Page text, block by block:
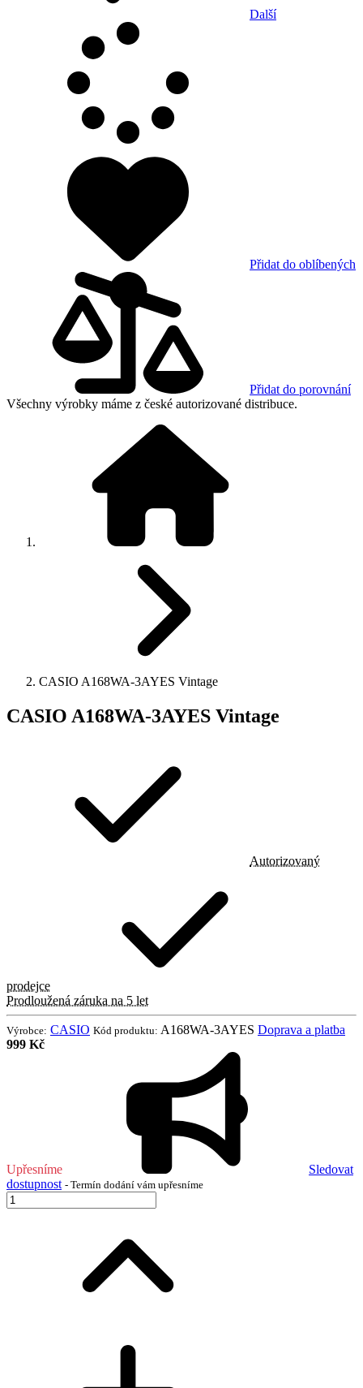
Další
Přidat do oblíbených
Přidat do porovnání
Všechny výrobky máme z české autorizované distribuce.
CASIO A168WA-3AYES Vintage
CASIO A168WA-3AYES Vintage
Autorizovaný
prodejce
Prodloužená záruka na 5 let
Výrobce: CASIO Kód produktu: A168WA-3AYES Doprava a platba
999 Kč
Upřesníme
Sledovat
dostupnost - Termín dodání vám upřesníme